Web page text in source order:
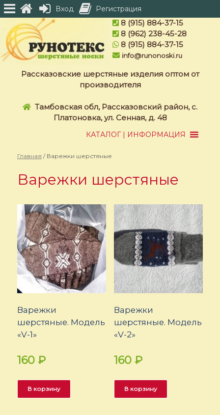
content
8 (915) 884-37-15
8 (962) 238-45-28
8 (915) 884-37-15
info@runonoski.ru
Рассказовские шерстяные изделия оптом от
производителя
Тамбовская обл, Рассказовский район, с.
Платоновка, ул. Сенная, д. 48
КАТАЛОГ | ИНФОРМАЦИЯ
Главная / Варежки шерстяные
Варежки шерстяные
Варежки
шерстяные. Модель
«V-1»
160 ₽
В корзину
Варежки
шерстяные. Модель
«V-2»
160 ₽
В корзину
Вход Регистрация